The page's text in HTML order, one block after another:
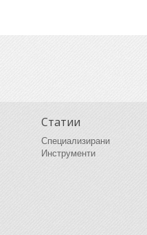
Статии
Специализирани
Инструменти